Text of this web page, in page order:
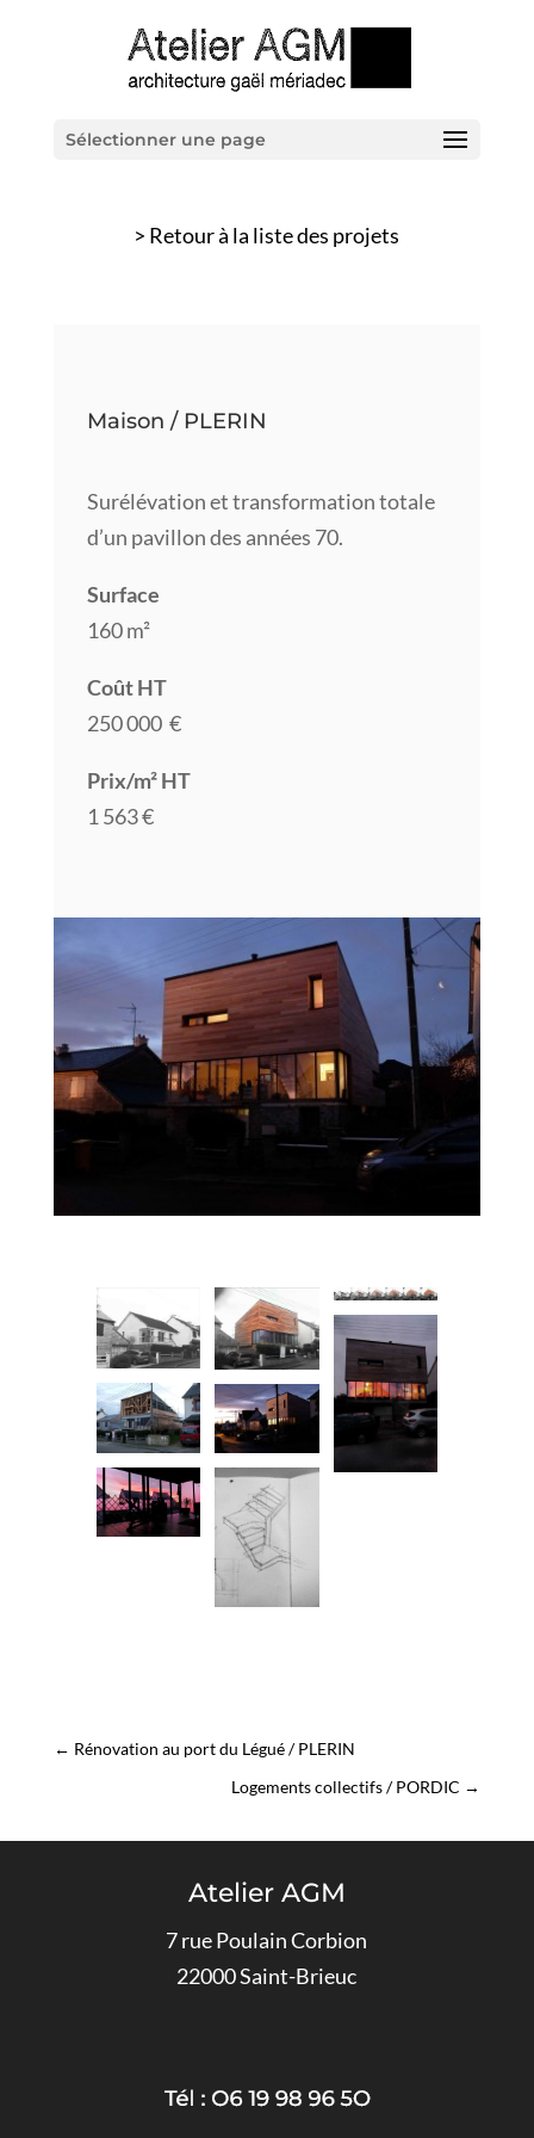
Sélectionner une page
> Retour à la liste des projets
Maison / PLERIN
Surélévation et transformation totale
d’un pavillon des années 70.
Surface
160 m²
Coût HT
250 000 €
Prix/m² HT
1 563 €
← Rénovation au port du Légué / PLERIN
Logements collectifs / PORDIC →
Atelier AGM
7 rue Poulain Corbion
22000 Saint-Brieuc